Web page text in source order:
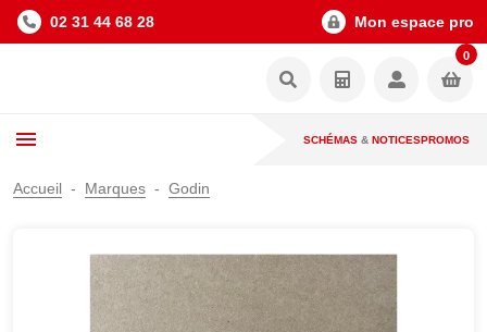
02 31 44 68 28 Mon espace pro
0
SCHÉMAS & NOTICESPROMOS
Accueil Marques Godin